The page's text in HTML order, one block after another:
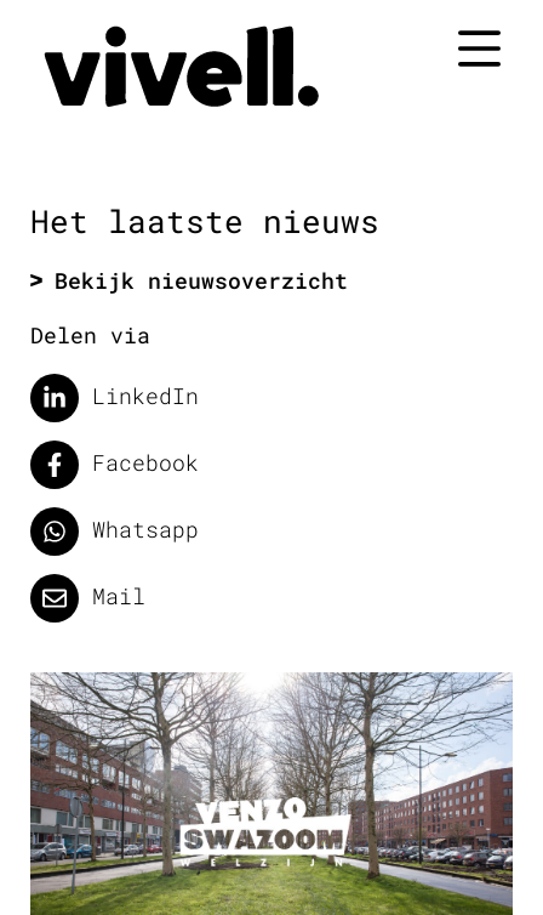
inhoud
springen
Het laatste nieuws
Bekijk nieuwsoverzicht
Delen via
LinkedIn
Facebook
Whatsapp
Mail